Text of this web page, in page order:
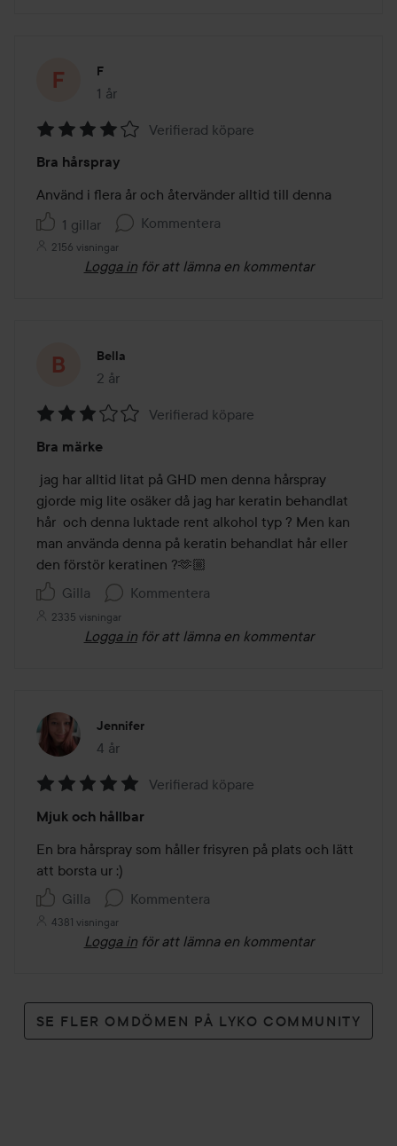
F
1 år
Inlägget skapades 1 år
4
av
5
Verifierad köpare
Bra hårspray
Använd i flera år och återvänder alltid till denna
1 gillar
Kommentera
2156 visningar
Logga in för att lämna en kommentar
Bella
2 år
Inlägget skapades 2 år
3
av
5
Verifierad köpare
Bra märke
gjorde mig lite osäker då jag har keratin behandlat
hår  och denna luktade rent alkohol typ ? Men kan
man använda denna på keratin behandlat hår eller
den förstör keratinen ?🫶🏼
Gilla
Kommentera
2335 visningar
Logga in för att lämna en kommentar
Jennifer
4 år
Inlägget skapades 4 år
5
av
5
Verifierad köpare
Mjuk och hållbar
En bra hårspray som håller frisyren på plats och lätt
att borsta ur :)
Gilla
Kommentera
4381 visningar
Logga in för att lämna en kommentar
SE FLER OMDÖMEN PÅ LYKO COMMUNITY